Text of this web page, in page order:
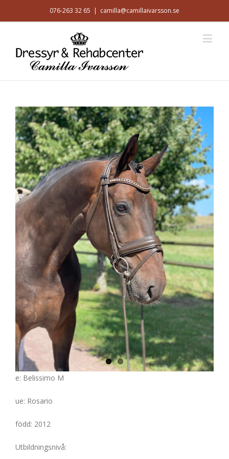
076-263 32 65 | camilla@camillaivarsson.se
e: Belissimo M
ue: Rosario
född: 2012
Utbildningsnivå: